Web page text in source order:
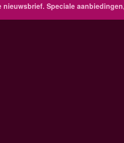
nieuwsbrief. Speciale